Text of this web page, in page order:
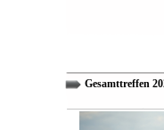
Gesamttreffen